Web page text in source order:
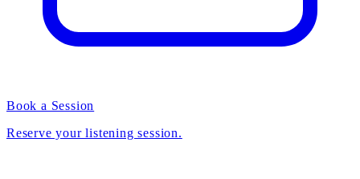
Book a Session
Reserve your listening session.